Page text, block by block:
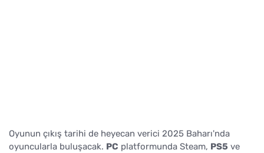
Oyunun çıkış tarihi de heyecan verici 2025 Baharı'nda
oyuncularla buluşacak. PC platformunda Steam, PS5 ve